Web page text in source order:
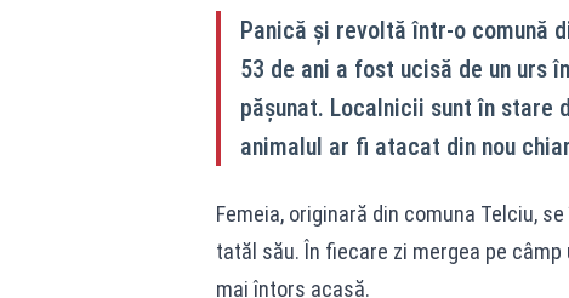
Panică și revoltă într-o comună
53 de ani a fost ucisă de un urs
pășunat. Localnicii sunt în stare
animalul ar fi atacat din nou
Femeia, originară din comuna Telciu,
tatăl său. În fiecare zi mergea pe
mai întors acasă.